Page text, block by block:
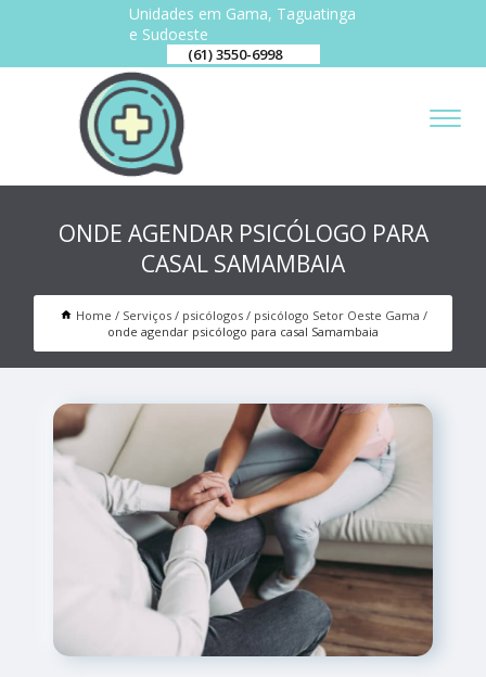
Unidades em Gama, Taguatinga
e Sudoeste
(61) 3550-6998
ONDE AGENDAR PSICÓLOGO PARA
CASAL SAMAMBAIA
Home Serviços psicólogos
psicólogo Setor Oeste Gama
onde agendar psicólogo para casal Samambaia